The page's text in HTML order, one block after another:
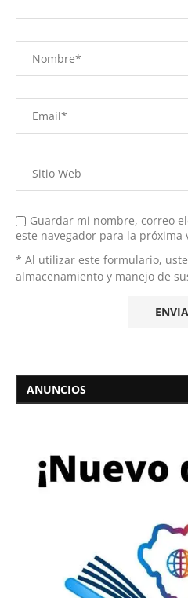
Guardar mi nombre, correo
este navegador para la próxima
* Al utilizar este formulario,
almacenamiento y manejo de
ANUNCIOS